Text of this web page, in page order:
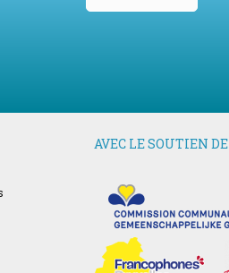
AVEC LE SOUTIEN DE